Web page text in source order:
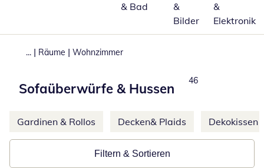
& Bad
&
Bilder
&
Elektronik
... | Räume | Wohnzimmer
Sofaüberwürfe & Hussen
Produkte
46
Weitere Kategorien überspringen
Gardinen & Rollos Decken& Plaids Dekokissen
Filtern & Sortieren